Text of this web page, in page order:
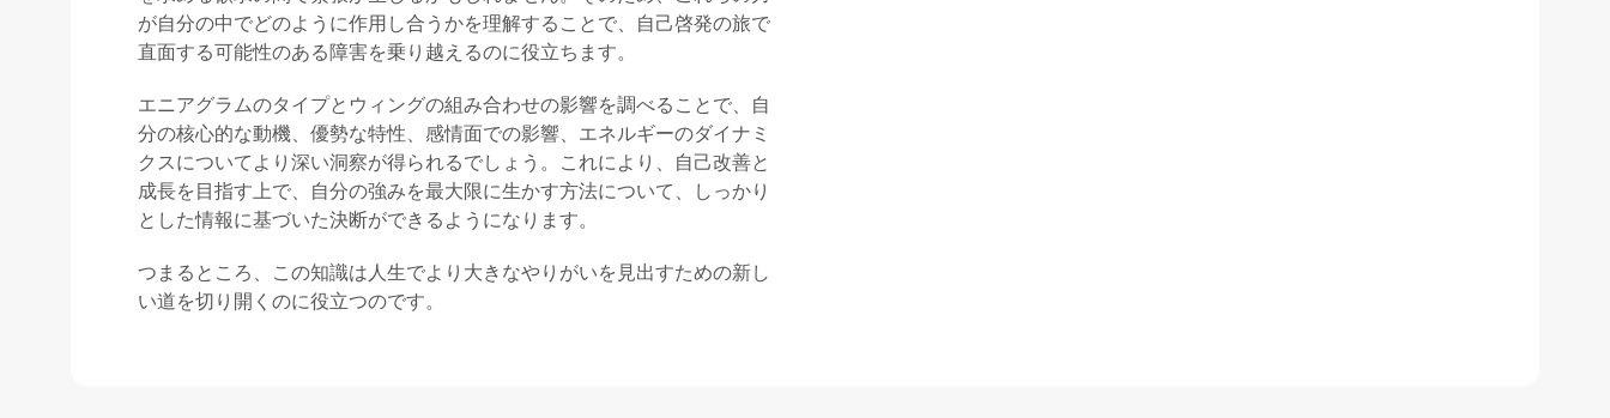
が自分の中でどのように作用し合うかを理解することで、自己啓発の旅で
直面する可能性のある障害を乗り越えるのに役立ちます。
エニアグラムのタイプとウィングの組み合わせの影響を調べることで、自
分の核心的な動機、優勢な特性、感情面での影響、エネルギーのダイナミ
クスについてより深い洞察が得られるでしょう。これにより、自己改善と
成長を目指す上で、自分の強みを最大限に生かす方法について、しっかり
とした情報に基づいた決断ができるようになります。
つまるところ、この知識は人生でより大きなやりがいを見出すための新し
い道を切り開くのに役立つのです。